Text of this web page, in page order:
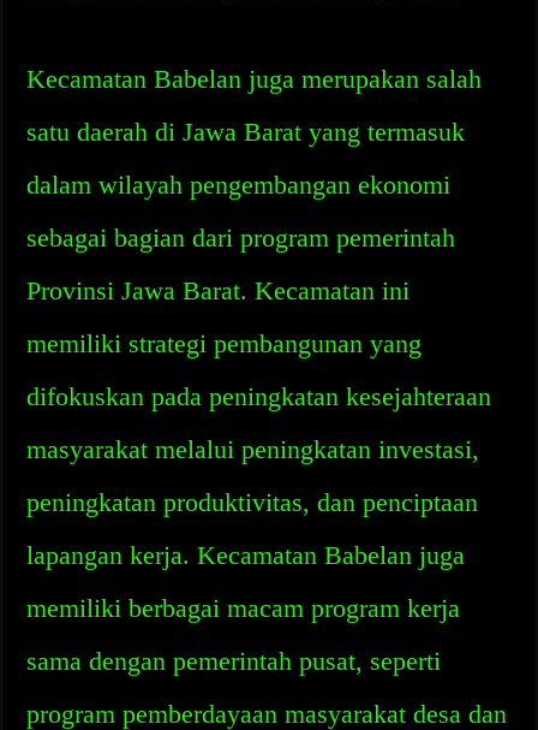
Kecamatan Babelan juga merupakan salah
satu daerah di Jawa Barat yang termasuk
dalam wilayah pengembangan ekonomi
sebagai bagian dari program pemerintah
Provinsi Jawa Barat. Kecamatan ini
memiliki strategi pembangunan yang
difokuskan pada peningkatan kesejahteraan
masyarakat melalui peningkatan investasi,
peningkatan produktivitas, dan penciptaan
lapangan kerja. Kecamatan Babelan juga
memiliki berbagai macam program kerja
sama dengan pemerintah pusat, seperti
program pemberdayaan masyarakat desa dan